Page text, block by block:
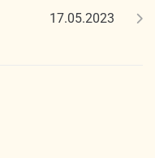
17.05.2023